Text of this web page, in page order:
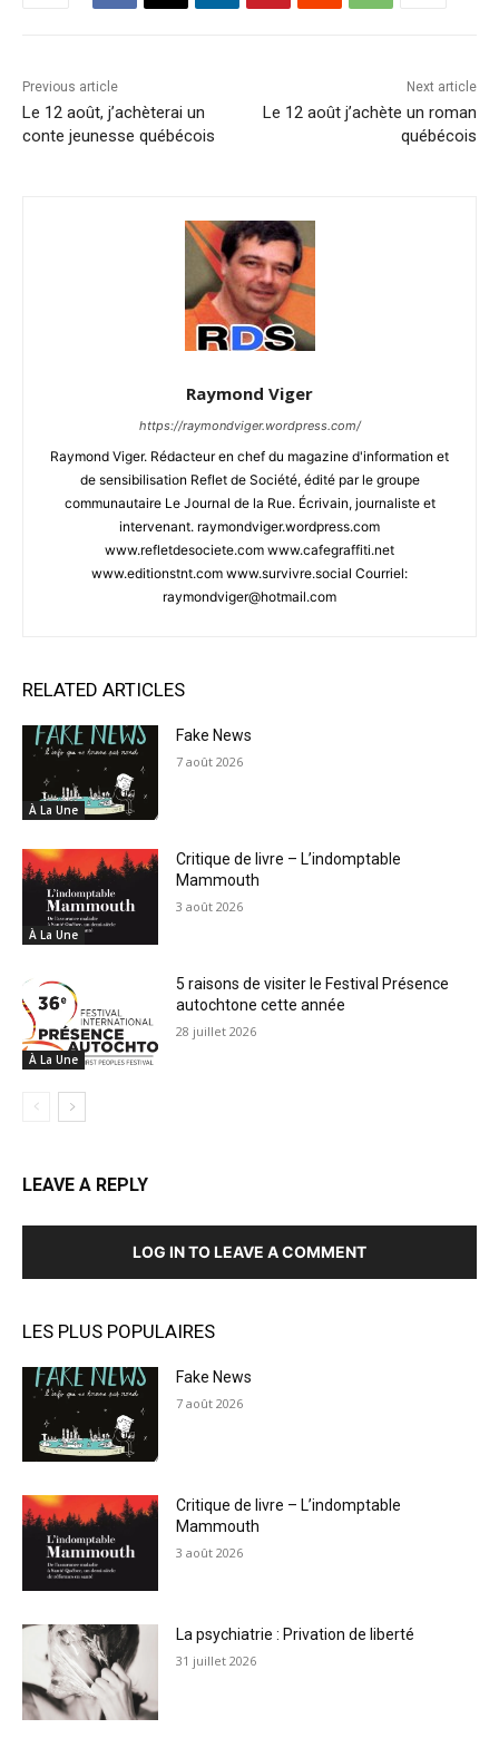
Previous article
Le 12 août, j’achèterai un
conte jeunesse québécois
Next article
Le 12 août j’achète un roman
québécois
Raymond Viger
https://raymondviger.wordpress.com/
Raymond Viger. Rédacteur en chef du magazine d'information et
de sensibilisation Reflet de Société, édité par le groupe
communautaire Le Journal de la Rue. Écrivain, journaliste et
intervenant. raymondviger.wordpress.com
www.refletdesociete.com www.cafegraffiti.net
www.editionstnt.com www.survivre.social Courriel:
raymondviger@hotmail.com
RELATED ARTICLES
À La Une
Fake News
7 août 2026
À La Une
Critique de livre – L’indomptable
Mammouth
3 août 2026
À La Une
5 raisons de visiter le Festival Présence
autochtone cette année
28 juillet 2026
LEAVE A REPLY
LOG IN TO LEAVE A COMMENT
LES PLUS POPULAIRES
Fake News
7 août 2026
Critique de livre – L’indomptable
Mammouth
3 août 2026
La psychiatrie : Privation de liberté
31 juillet 2026